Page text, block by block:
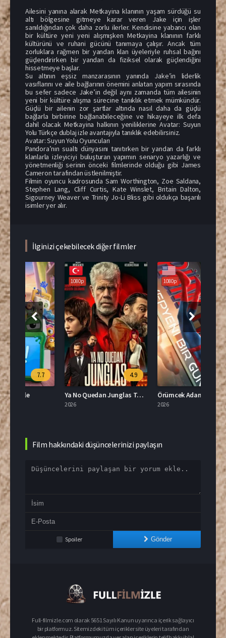
Ailesini yanına alarak Metkayina klanının yaşam sürdüğü su
altı bölgesine gitmeye karar veren Jake için işler
sanıldığından çok daha zorlu ilerler. Kendisine yabancı olan
bir kültüre yeni yeni alışmışken Metkayina klanının farklı
kültürünü ve ruhani gücünü tanımaya çalışır. Ancak tüm
zorluklara rağmen bir yandan klan üyeleriyle ruhsal bağını
güçlendirirken bir yandan da fiziksel olarak güçlendiğini
hissetmeye başlar.
Su altının eşsiz manzarasının yanında Jake’in liderlik
vasıflarını ve aile bağlarının önemini anlatan yapım sırasında
bu sefer sadece Jake’in değil aynı zamanda tüm ailesinin
yeni bir kültüre alışma sürecine tanıklık etmek mümkündür.
Güçlü bir ailenin zor şartlar altında nasıl daha da güçlü
bağlarla birbirine bağlanabileceğine ve hikayeye ilk defa
dahil olacak Metkayina halkının yeniliklerine Avatar: Suyun
Yolu Türkçe dublaj izle avantajıyla tanıklık edebilirsiniz.
Avatar: Suyun Yolu Oyuncuları
Pandora’nın sualtı dünyasını tanıtırken bir yandan da farklı
klanlarla izleyiciyi buluşturan yapımın senaryo yazarlığı ve
yönetmenliği serinin önceki filmlerinde olduğu gibi James
Cameron tarafından üstlenilmiştir.
Filmin oyuncu kadrosunda Sam Worthington, Zoe Saldana,
Stephen Lang, Cliff Curtis, Kate Winslet, Britain Dalton,
Sigourney Weaver ve Trinity Jo-Li Bliss gibi oldukça başarılı
isimler yer alır.
İlginizi çekebilecek diğer filmler
1080p
4.9
Ya No Quedan Junglas Türkçe Dublaj İzle
1080p
Örümcek Adam: Yepyeni Bir Gün Türkçe Dublaj İzle
2026
Film hakkındaki düşüncelerinizi paylaşın
Spoiler Gönder
Full-filmizle.com olarak 5651 Sayılı Kanun uyarınca içerik sağlayıcı
bir platformuz. Sitemizdeki tüm içerikler site üyeleri tarafından